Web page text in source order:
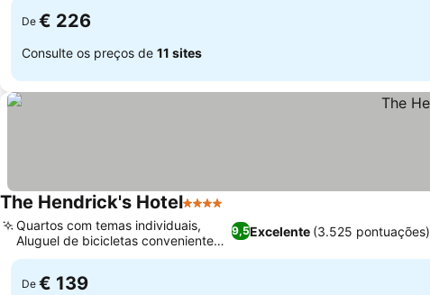
De € 226
Consulte os preços de 11 sites
The Hendrick's Hotel4 Estrelas
9,5Excelente (3.525 pontuações)
Quartos com temas individuais,
Aluguel de bicicletas conveniente
no local
De € 139